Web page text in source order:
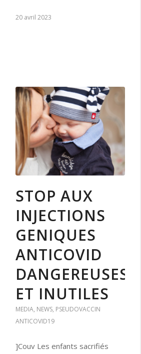
20 avril 2023
STOP AUX
INJECTIONS
GENIQUES
ANTICOVID
DANGEREUSES
ET INUTILES
MEDIA, NEWS, PSEUDOVACCIN
ANTICOVID19
]Couv Les enfants sacrifiés